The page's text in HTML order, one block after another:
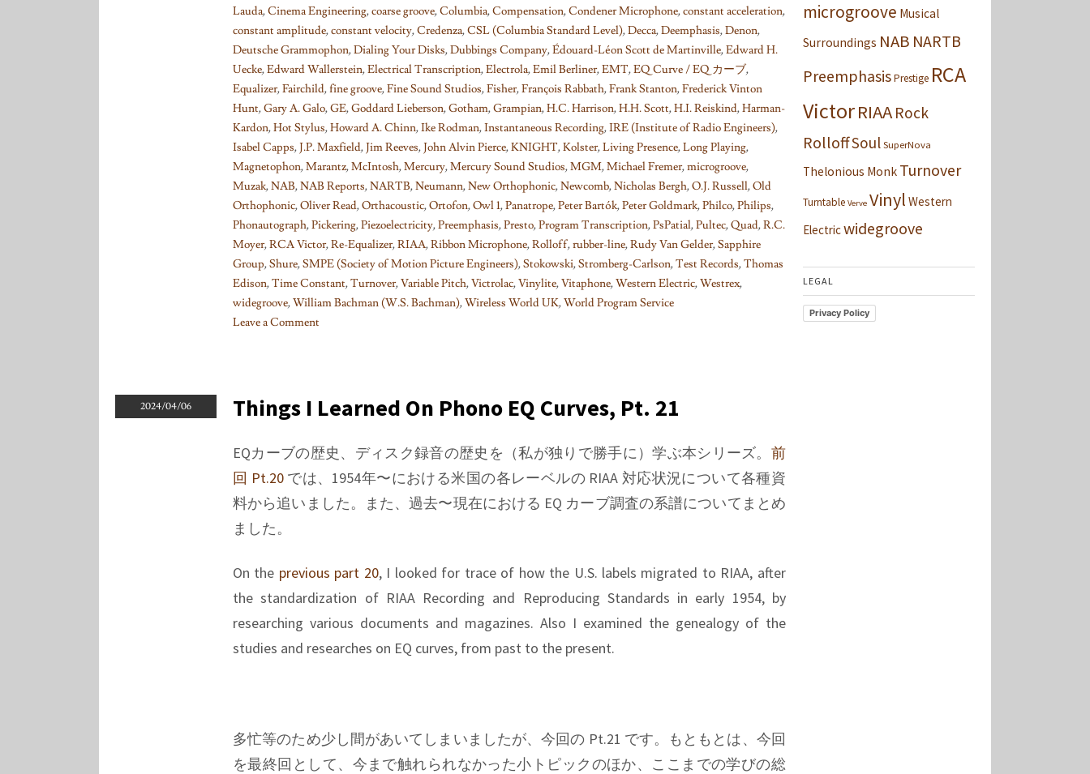
Lauda,Cinema Engineering,coarse groove,Columbia,Compensation,Condener Microphone,constant acceleration,
constant amplitude,constant velocity,Credenza,CSL (Columbia Standard Level),Decca,Deemphasis,Denon,
Deutsche Grammophon,Dialing Your Disks,Dubbings Company,Édouard-Léon Scott de Martinville,Edward H.
Uecke,Edward Wallerstein,Electrical Transcription,Electrola,Emil Berliner,EMT,EQ Curve / EQ カーブ,
Equalizer,Fairchild,fine groove,Fine Sound Studios,Fisher,François Rabbath,Frank Stanton,Frederick Vinton
Hunt,Gary A. Galo,GE,Goddard Lieberson,Gotham,Grampian,H.C. Harrison,H.H. Scott,H.I. Reiskind,Harman-
Kardon,Hot Stylus,Howard A. Chinn,Ike Rodman,Instantaneous Recording,IRE (Institute of Radio Engineers),
Isabel Capps,J.P. Maxfield,Jim Reeves,John Alvin Pierce,KNIGHT,Kolster,Living Presence,Long Playing,
Magnetophon,Marantz,McIntosh,Mercury,Mercury Sound Studios,MGM,Michael Fremer,microgroove,
Muzak,NAB,NAB Reports,NARTB,Neumann,New Orthophonic,Newcomb,Nicholas Bergh,O.J. Russell,Old
Orthophonic,Oliver Read,Orthacoustic,Ortofon,Owl 1,Panatrope,Peter Bartók,Peter Goldmark,Philco,Philips,
Phonautograph,Pickering,Piezoelectricity,Preemphasis,Presto,Program Transcription,PsPatial,Pultec,Quad,R.C.
Moyer,RCA Victor,Re-Equalizer,RIAA,Ribbon Microphone,Rolloff,rubber-line,Rudy Van Gelder,Sapphire
Group,Shure,SMPE (Society of Motion Picture Engineers),Stokowski,Stromberg-Carlson,Test Records,Thomas
Edison,Time Constant,Turnover,Variable Pitch,Victrolac,Vinylite,Vitaphone,Western Electric,Westrex,
widegroove,William Bachman (W.S. Bachman),Wireless World UK,World Program Service
Leave a Comment
learned
on
EQ
curves,
Pt.
2024/04/06 Things I Learned On Phono EQ Curves, Pt. 21
EQカーブの歴史、ディスク録音の歴史を（私が独りで勝手に）学ぶ本シリーズ。 前
回 Pt.20では、1954年〜における米国の各レーベルの RIAA 対応状況について各種資
料から追いました。また、過去〜現在における EQ カーブ調査の系譜についてまとめ
ました。
On the previous part 20, I looked for trace of how the U.S. labels migrated to RIAA, after
the standardization of RIAA Recording and Reproducing Standards in early 1954, by
researching various documents and magazines. Also I examined the genealogy of the
studies and researches on EQ curves, from past to the present.
多忙等のため少し間があいてしまいましたが、今回の Pt.21 です。もともとは、今回
を最終回として、今まで触れられなかった小トピックのほか、ここまでの学びの総
microgroove Musical
Surroundings NAB NARTB
PreemphasisPrestige RCA
VictorRIAA Rock
RolloffSoul SuperNova
Thelonious Monk Turnover
Turntable Verve Vinyl Western
Electricwidegroove
LEGAL
Privacy Policy